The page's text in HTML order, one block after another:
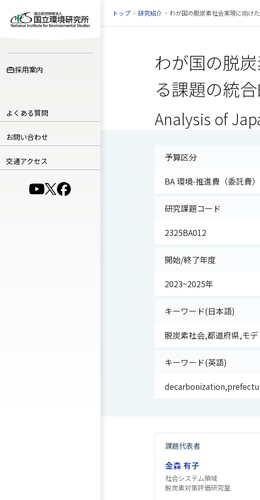
採用案内
よくある質問
お問い合わせ
交通アクセス
（別ウインドウで開きます）
（別ウインドウで開きます）
（別ウインドウで開きます）
トップ > 研究紹介 > わが国の脱炭素社会実現に向け
わが国の脱
る課題の統
Analysis of
予算区分
BA 環境-推進費（委託費
研究課題コード
2325BA012
開始/終了年度
2023~2025年
キーワード(日本語)
脱炭素社会,都道府県,モデ
キーワード(英語)
課題代表者
金森 有子
社会システム領域
脱炭素対策評価研究室